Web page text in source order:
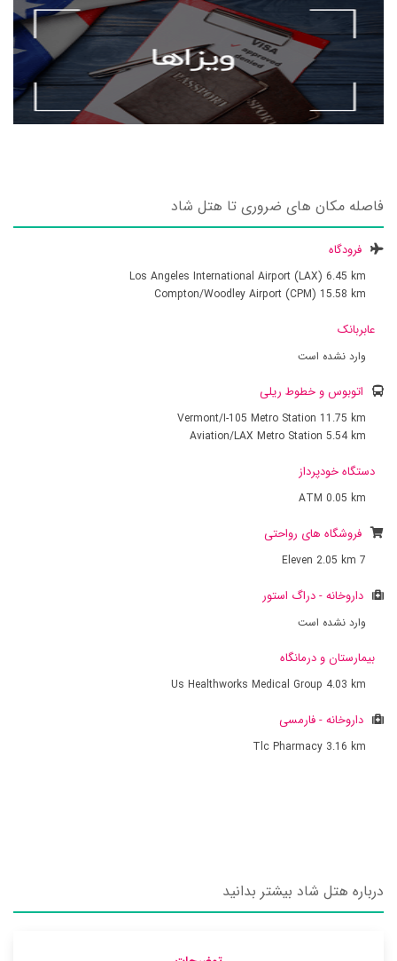
فاصله مکان های ضروری تا هتل شاد
فرودگاه
Los Angeles International Airport (LAX) 6.45 km
Compton/Woodley Airport (CPM) 15.58 km
عابربانک
وارد نشده است
اتوبوس و خطوط ریلی
Vermont/I-105 Metro Station 11.75 km
Aviation/LAX Metro Station 5.54 km
دستگاه خودپرداز
ATM 0.05 km
فروشگاه های رواحتی
7 Eleven
2.05 km
داروخانه - دراگ استور
وارد نشده است
بیمارستان و درمانگاه
Us Healthworks Medical Group 4.03 km
داروخانه - فارمسی
Tlc Pharmacy 3.16 km
درباره هتل شاد بیشتر بدانید